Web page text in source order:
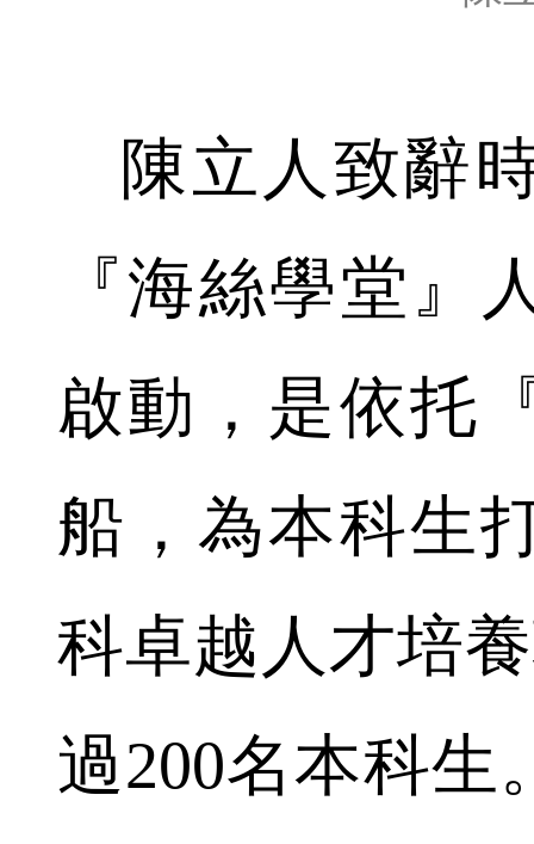
陳立人致辭
『海絲學堂』
啟動，是依托
船，為本科生
科卓越人才培
過200名本科生